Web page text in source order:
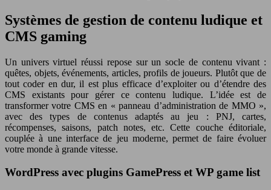
Systèmes de gestion de contenu ludique et
CMS gaming
Un univers virtuel réussi repose sur un socle de contenu vivant :
quêtes, objets, événements, articles, profils de joueurs. Plutôt que de
tout coder en dur, il est plus efficace d’exploiter ou d’étendre des
CMS existants pour gérer ce contenu ludique. L’idée est de
transformer votre CMS en « panneau d’administration de MMO »,
avec des types de contenus adaptés au jeu : PNJ, cartes,
récompenses, saisons, patch notes, etc. Cette couche éditoriale,
couplée à une interface de jeu moderne, permet de faire évoluer
votre monde à grande vitesse.
WordPress avec plugins GamePress et WP game list